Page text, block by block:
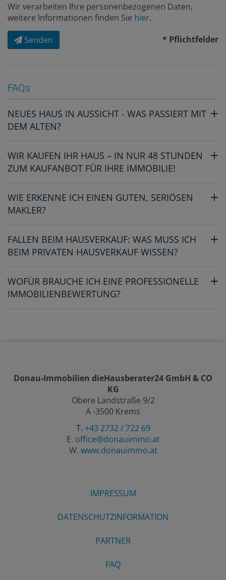
Wir verarbeiten Ihre personenbezogenen Daten,
weitere Informationen finden Sie hier.
Senden
* Pflichtfelder
FAQs
NEUES HAUS IN AUSSICHT - WAS PASSIERT MIT
DEM ALTEN?
WIR KAUFEN IHR HAUS – IN NUR 48 STUNDEN
ZUM KAUFANBOT FÜR IHRE IMMOBILIE!
WIE ERKENNE ICH EINEN GUTEN, SERIÖSEN
MAKLER?
FALLEN BEIM HAUSVERKAUF: WAS MUSS ICH
BEIM PRIVATEN HAUSVERKAUF WISSEN?
WOFÜR BRAUCHE ICH EINE PROFESSIONELLE
IMMOBILIENBEWERTUNG?
Donau-Immobilien dieHausberater24 GmbH & CO
KG
Obere Landstraße 9/2
A -3500 Krems
T. +43 2732 / 722 69
E. office@donauimmo.at
W. www.donauimmo.at
IMPRESSUM
DATENSCHUTZINFORMATION
PARTNER
FAQ